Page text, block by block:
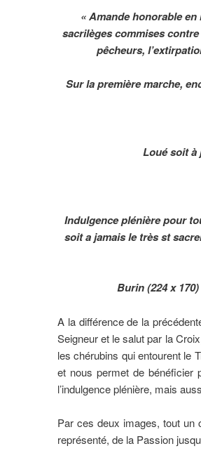
« Amande honorable
sacrilèges commises
pêcheurs,
Sur la première marche,
Loué soit à
Indulgence plénière pour
soit a jamais le très st
Burin (224 x
A la différence de la
Seigneur et le salut par la
les chérubins qui entourent le
et nous permet de bénéficier
l’indulgence plénière, mais
Par ces deux images, tout un
représenté, de la Passion